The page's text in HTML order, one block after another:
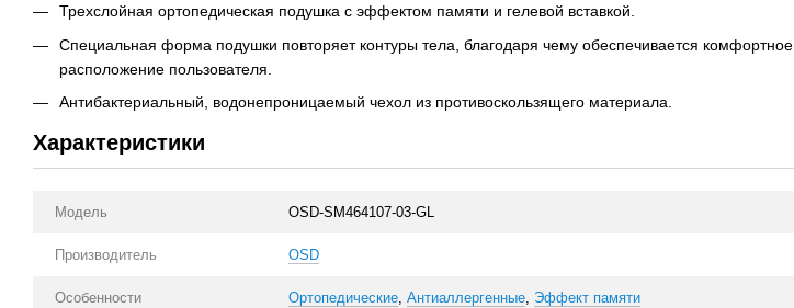
Трехслойная ортопедическая подушка с эффектом памяти и гелевой вставкой.
Специальная форма подушки повторяет контуры тела, благодаря чему обеспечивается комфортное
расположение пользователя.
Антибактериальный, водонепроницаемый чехол из противоскользящего материала.
Характеристики
Модель OSD-SM464107-03-GL
Производитель OSD
Особенности Ортопедические, Антиаллергенные, Эффект памяти